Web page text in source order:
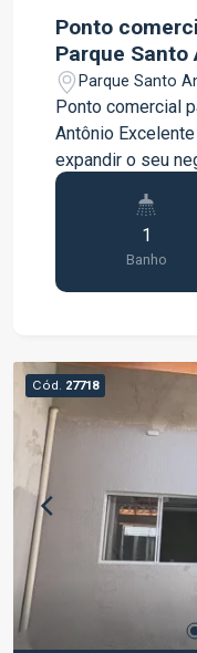
Ponto
Parque Santo
Parque Santo
Ponto comercial
Antônio Excelente oportunidade para instalar ou
expandir o seu
grande potencial comercial.
92m² de área,
versátil para
comerciais.
estacionamento,
e com excelente espaço. Entre
mais
1
Banho
Cód. 27718